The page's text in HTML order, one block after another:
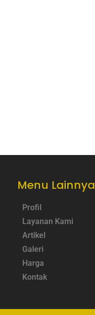
Menu Lainnya
Profil
Layanan Kami
Artikel
Galeri
Harga
Kontak